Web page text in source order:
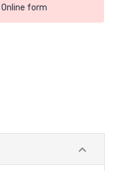
Online form